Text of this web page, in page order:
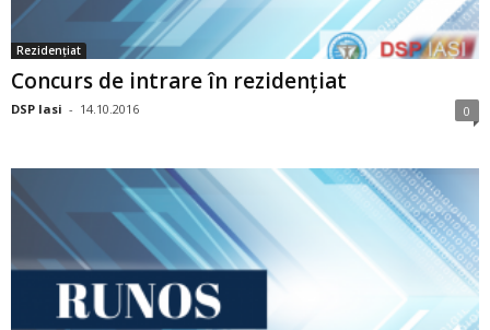
Rezidențiat
Concurs de intrare în rezidențiat
DSP Iasi - 14.10.2016 0